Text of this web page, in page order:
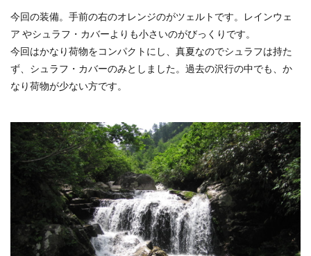
今回の装備。手前の右のオレンジのがツェルトです。レインウェ
ア やシュラフ・カバーよりも小さいのがびっくりです。
今回はかなり荷物をコンパクトにし、真夏なのでシュラフは持た
ず、シュラフ・カバーのみとしました。過去の沢行の中でも、か
なり荷物が少ない方です。